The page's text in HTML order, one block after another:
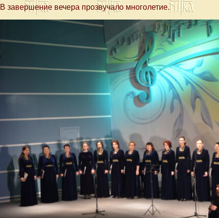
В завершение вечера прозвучало многолетие.